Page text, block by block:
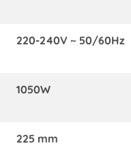
220-240V ~ 50/60Hz
1050W
225 mm